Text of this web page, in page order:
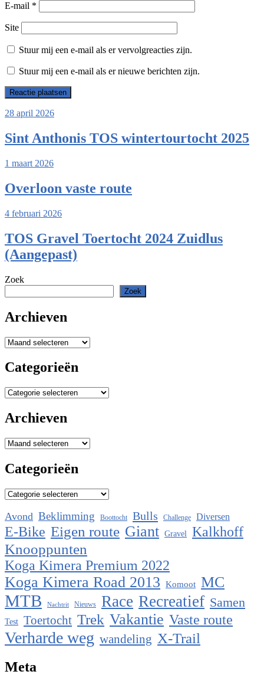
E-mail *
Site
Stuur mij een e-mail als er vervolgreacties zijn.
Stuur mij een e-mail als er nieuwe berichten zijn.
28 april 2026
Sint Anthonis TOS wintertourtocht 2025
1 maart 2026
Overloon vaste route
4 februari 2026
TOS Gravel Toertocht 2024 Zuidlus
(Aangepast)
Zoek
Zoek
Archieven
Archieven
Categorieën
Categorieën
Archieven
Archieven
Categorieën
Categorieën
Avond Beklimming Boottocht Bulls Challenge Diversen
E-Bike Eigen route Giant Gravel Kalkhoff
Knooppunten
Koga Kimera Premium 2022
Koga Kimera Road 2013 Komoot MC
MTB Nachtrit Nieuws Race Recreatief Samen
Test Toertocht Trek Vakantie Vaste route
Verharde weg wandeling X-Trail
Meta